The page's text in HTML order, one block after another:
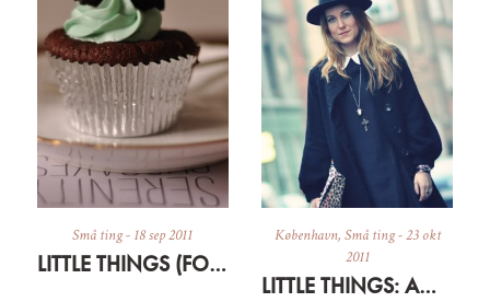
Små ting- 18 sep 2011
LITTLE THINGS (FORMERLY KNOWN AS 5)
København, Små ting-23 okt
2011
LITTLE THINGS: AMAGER CON AMORE 2